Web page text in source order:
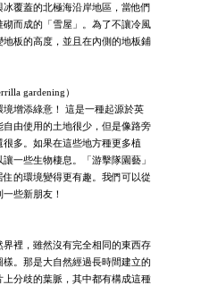
冰覆蓋的北極海沿岸地區，當他們
而成的「雪屋」。為了不讓冷風
板的高度，並且在內側的地板鋪
gardening）
增添綠意！ 這是一種起源於英
由使用的土地很少，但是像路旁
多。如果在這些地方種更多植
一些生物棲息。「游擊隊園藝」
的環境變得更有趣。我們可以從
些新朋友！
裡，雖然沒有完全相同的東西存
。那是大自然經過長時間建立的
分歧的葉脈，其中都有構成這種